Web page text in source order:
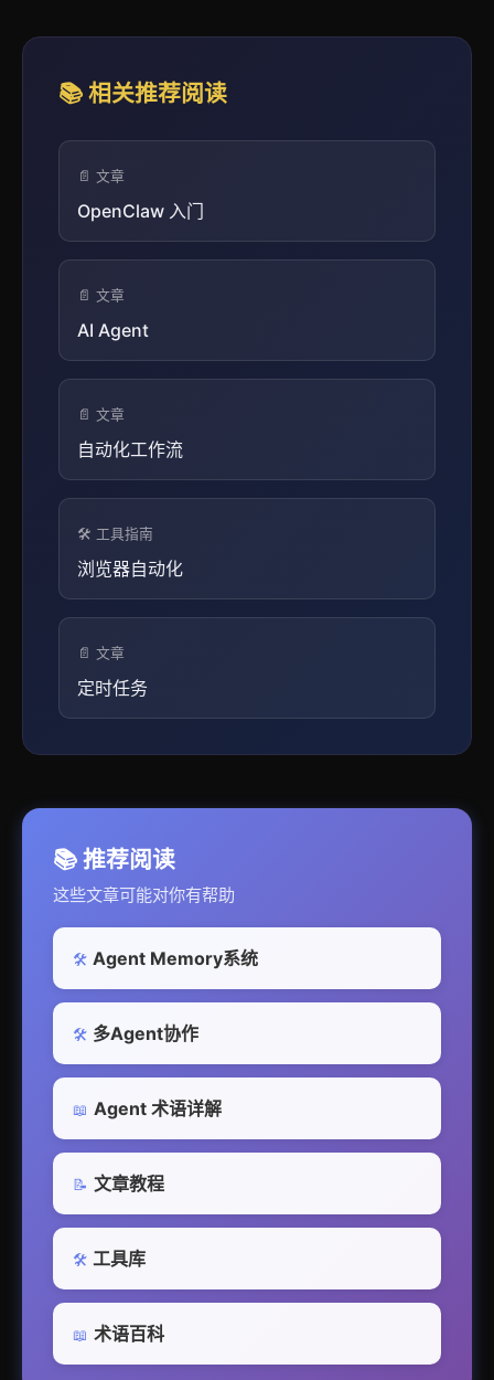
📚 相关推荐阅读
📄 文章
OpenClaw 入门
📄 文章
AI Agent
📄 文章
自动化工作流
🛠️ 工具指南
浏览器自动化
📄 文章
定时任务
📚 推荐阅读
这些文章可能对你有帮助
🛠️ Agent Memory系统
🛠️ 多Agent协作
📖 Agent 术语详解
📝 文章教程
🛠️ 工具库
📖 术语百科